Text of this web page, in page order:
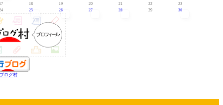
17
18 19 20 21 22
23
25 26 27 28 29 30
ログ村